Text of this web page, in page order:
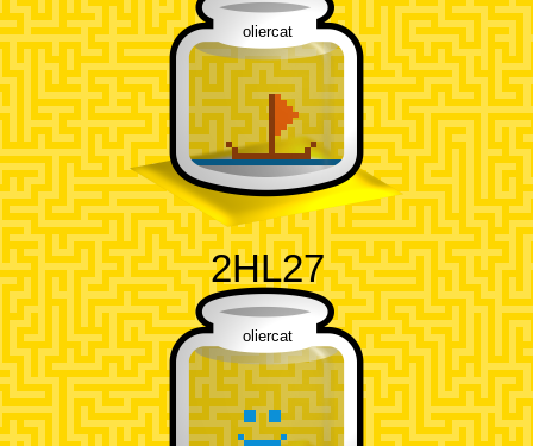
oliercat
2HL27
oliercat